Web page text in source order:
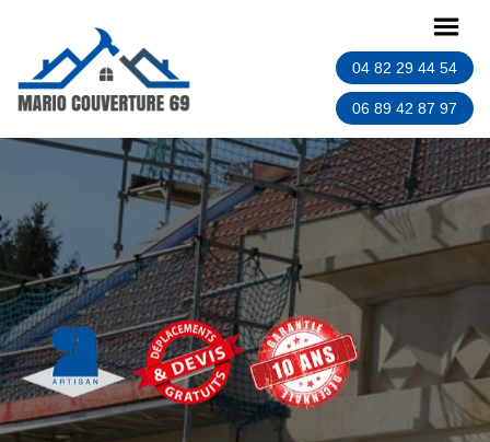
04 82 29 44 54
06 89 42 87 97